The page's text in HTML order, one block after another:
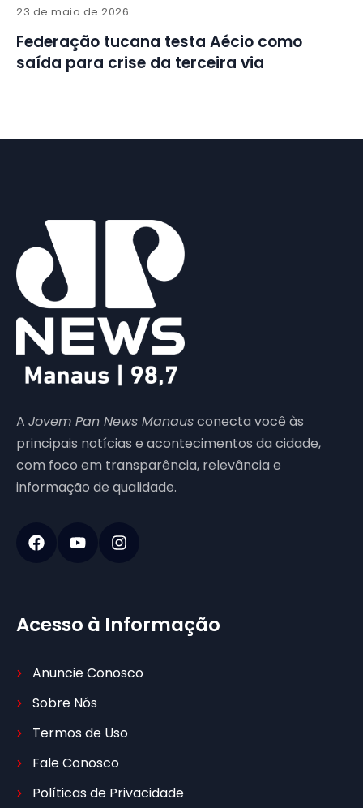
23 de maio de 2026
Federação tucana testa Aécio como
saída para crise da terceira via
A Jovem Pan News Manausconecta você às
principais notícias e acontecimentos da cidade,
com foco em transparência, relevância e
informação de qualidade.
Acesso à Informação
Anuncie Conosco
Sobre Nós
Termos de Uso
Fale Conosco
Políticas de Privacidade